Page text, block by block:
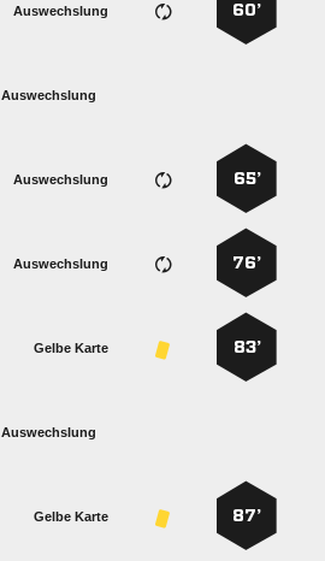
60’
Auswechslung
Auswechslung
65’
Auswechslung
76’
Auswechslung
83’
Gelbe Karte
Auswechslung
87’
Gelbe Karte